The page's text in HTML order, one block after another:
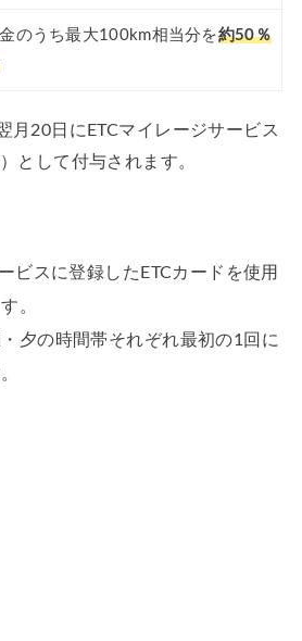
のうち最大100km相当分を約50％
月20日にETCマイレージサービス
として付与されます。
ビスに登録したETCカードを使用
。
夕の時間帯それぞれ最初の1回に